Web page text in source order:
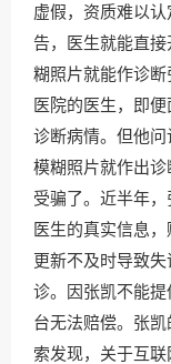
虚假，资质难以
告，医生就能直接
糊照片就能作诊
医院的医生，即
诊断病情。但他
模糊照片就作出
受骗了。近半年
医生的真实信息
更新不及时导致
诊。因张凯不能
台无法赔偿。张
索发现，关于互